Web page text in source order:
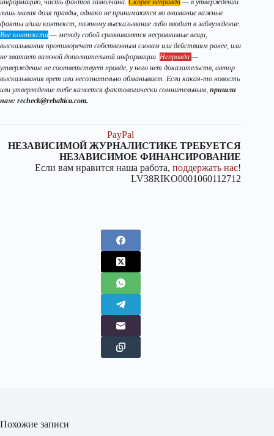
лишь малая доля правды, однако не принимаются во внимание важные
факты и/или контекст, поэтому высказывание либо вводит в заблуждение.
Вне контекста — между собой сравниваются несравнимые вещи,
высказывания противоречат собственным словам или действиям ранее, или
не хватает важной дополнительной информации Неправда —
утверждение не соответствует правде, у него нет доказательств, автор
высказывания врет или несознательно обманывает. Если какая-то новость
или утверждение тебе кажется фактологически сомнительным, пришли
нам: recheck@rebaltica.com.
PayPal
НЕЗАВИСИМОЙ ЖУРНАЛИСТИКЕ ТРЕБУЕТСЯ
НЕЗАВИСИМОЕ ФИНАНСИРОВАНИЕ
Если вам нравится наша работа,поддержать нас!
LV38RIKO0001060112712
Похожие записи